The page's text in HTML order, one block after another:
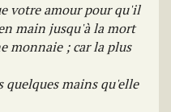
votre amour pour qu'il
main jusqu'à la mort
monnaie ; car la plus
quelques mains qu'elle